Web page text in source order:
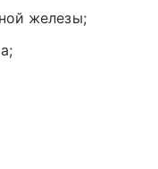
железы;